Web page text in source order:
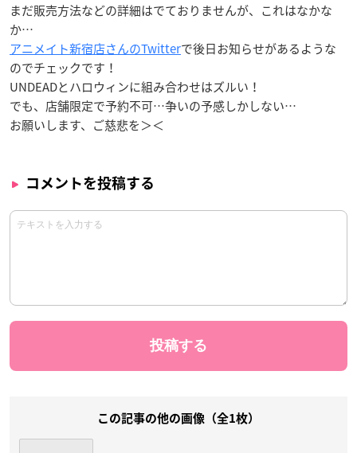
まだ販売方法などの詳細はでておりませんが、これはなかな
か…
アニメイト新宿店さんのTwitterで後日お知らせがあるような
のでチェックです！
UNDEADとハロウィンに組み合わせはズルい！
でも、店舗限定で予約不可…争いの予感しかしない…
お願いします、ご慈悲を＞＜
コメントを投稿する
この記事の他の画像（全1枚）